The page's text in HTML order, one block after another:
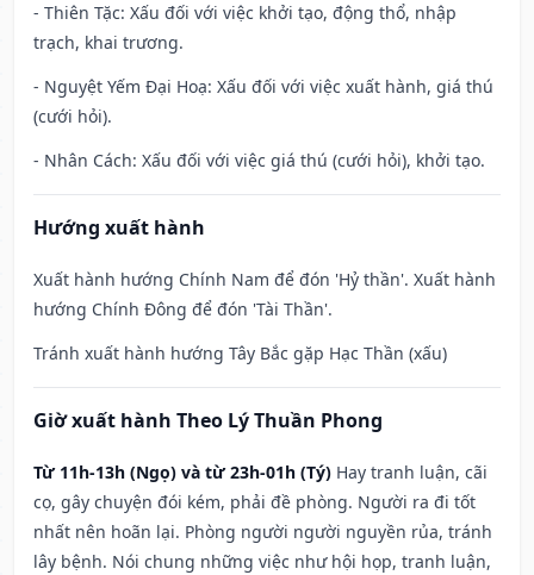
- Thiên Tặc: Xấu đối với việc khởi tạo, động thổ, nhập
trạch, khai trương.
- Nguyệt Yếm Đại Hoạ: Xấu đối với việc xuất hành, giá thú
(cưới hỏi).
- Nhân Cách: Xấu đối với việc giá thú (cưới hỏi), khởi tạo.
Hướng xuất hành
Xuất hành hướng Chính Nam để đón 'Hỷ thần'. Xuất hành
hướng Chính Đông để đón 'Tài Thần'.
Tránh xuất hành hướng Tây Bắc gặp Hạc Thần (xấu)
Giờ xuất hành Theo Lý Thuần Phong
Từ 11h-13h (Ngọ) và từ 23h-01h (Tý) Hay tranh luận, cãi
cọ, gây chuyện đói kém, phải đề phòng. Người ra đi tốt
nhất nên hoãn lại. Phòng người người nguyền rủa, tránh
lây bệnh. Nói chung những việc như hội họp, tranh luận,